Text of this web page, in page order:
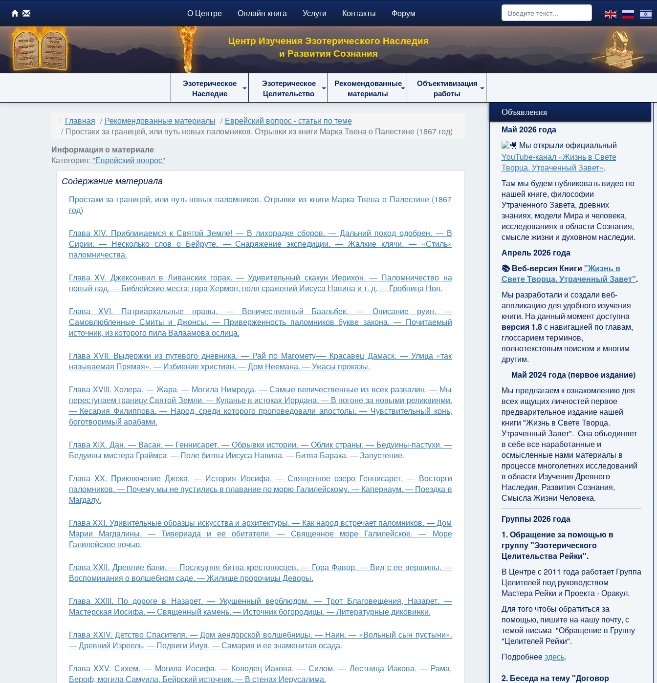
О Центре Онлайн книга Услуги Контакты Форум
Центр Изучения Эзотерического Наследия
и Развития Сознания
Эзотерическое
Наследие
Эзотерическое
Целительство
Рекомендованные
материалы
Объективизация
работы
Главная Рекомендованные материалы
Еврейский вопрос - статьи по теме
Простаки за границей, или путь новых паломников. Отрывки из книги Марка Твена о Палестине (1867 год)
Информация о материале
Категория: "Еврейский вопрос"
Содержание материала
Простаки за границей, или путь новых паломников. Отрывки из книги Марка Твена о Палестине (1867
год)
Глава XIV. Приближаемся к Святой Земле! — В лихорадке сборов. — Дальний поход одобрен. — В
Сирии. — Несколько слов о Бейруте. — Снаряжение экспедиции. — Жалкие клячи. — «Стиль»
паломничества.
Глава XV. Джексонвил в Ливанских горах. — Удивительный скакун Иери­хон. — Паломничество на
новый лад. — Библейские места: гора Хермон, поля сражений Иисуса Навина и т. д. — Гробница Ноя.
Глава XVI. Патриархальные правы. — Величественный Баальбек. — Описание руин. —
Самовлюбленные Смиты и Джонсы. — Приверженность паломников букве закона. — Почитаемый
источник, из которого пила Валаамова ослица.
Глава XVII. Выдержки из путевого дневника. — Рай по Магомету-— Красавец Дамаск. — Улица «так
называемая Прямая». — Избиение христиан. — Дом Неемана. — Ужасы проказы.
Глава XVIII. Холера. — Жара. — Могила Нимрода. — Самые величественные из всех развалин. — Мы
переступаем границу Святой Земли. — Купанье в истоках Иордана. — В погоне за новыми реликви­ями.
— Кесария Филиппова. — Народ, среди которого проповедовали апостолы. — Чувствительный конь,
боготворимый арабами.
Глава XIX. Дан. — Васан. — Геннисарет. — Обрывки истории. — Облик стра­ны. — Бедуины-пастухи. —
Бедуины мистера Граймса. — Поле битвы Иисуса Навина. — Битва Барака. — Запустение.
Глава XX. Приключение Джека. — История Иосифа. — Священное озеро Геннисарет. — Восторги
паломников. — Почему мы не пустились в плавание по морю Галилейскому. — Капернаум. — Поездка в
Магдалу.
Глава XXI. Удивительные образцы искусства и архитектуры. — Как народ встречает паломников. — Дом
Марии Магдалины. — Тивериада и ее обитатели. — Священное море Галилейское. — Море
Галилейское ночью.
Глава XXII. Древние бани. — Последняя битва крестоносцев. — Гора Фавор. — Вид с ее вершины. —
Воспоминания о волшебном саде. — Жили­ще пророчицы Деворы.
Глава XXIII. По дороге в Назарет. — Укушенный верблюдом. — Трот Благове­щения, Назарет. —
Мастерская Иосифа. — Священный камень. — Источник богородицы. — Литературные диковинки.
Глава XXIV. Детство Спасителя. — Дом аендорской волшебницы. — Наин. — «Вольный сын пустыни».
— Древний Изреель. — Подвиги Ииуя. — Самария и ее знаменитая осада.
Глава XXV. Сихем. — Могила Иосифа. — Колодец Иакова. — Силом. — Лестница Иакова. — Рама,
Бероф, могила Самуила, Бейрский источник. — В стенах Иерусалима.
Объявления
Май 2026 года
Мы открыли официальный
YouTube‑канал «Жизнь в Свете
Творца. Утраченный Завет».
Там мы будем публиковать видео по
нашей книге, философии
Утраченного Завета, древних
знаниях, модели Мира и человека,
исследованиях в области Сознания,
смысле жизни и духовном наследии.
Апрель 2026 года
📚 Веб-версия Книги "Жизнь в
Свете Творца. Утраченный Завет".
Мы разработали и создали веб-
аппликацию для удобного изучения
книги. На данный момент доступна
версия 1.8с навигацией по главам,
глоссарием терминов,
полнотекстовым поиском и многим
другим.
Май 2024 года (первое издание)
Мы предлагаем к ознакомлению для
всех ищущих личностей первое
предварительное издание нашей
книги "Жизнь в Свете Творца.
Утраченный Завет". Она объединяет
в себе все наработанные и
осмысленные нами материалы в
процессе многолетних исследований
в области Изучения Древнего
Наследия, Развития Сознания,
Смысла Жизни Человека.
Группы 2026 года
1. Обращение за помощью в
группу "Эзотерического
Целительства Рейки".
В Центре с 2011 года работает Группа
Целителей под руководством
Мастера Рейки и Проекта - Оракул.
Для того чтобы обратиться за
помощью, пишите на нашу почту, с
темой письма "Обращение в Группу
"Целителей Рейки".
Подробнеездесь.
2. Беседа на тему "Договор